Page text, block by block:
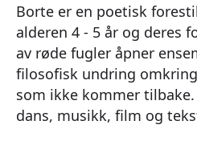
Borte er en poetisk
alderen 4 - 5 år og deres
av røde fugler åpner
filosofisk undring
som ikke kommer
dans, musikk, film og